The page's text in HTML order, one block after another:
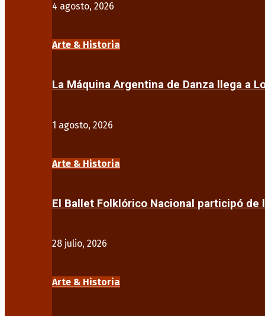
4 agosto, 2026
Arte & Historia
La Máquina Argentina de Danza llega a
1 agosto, 2026
Arte & Historia
El Ballet Folklórico Nacional participó de
28 julio, 2026
Arte & Historia